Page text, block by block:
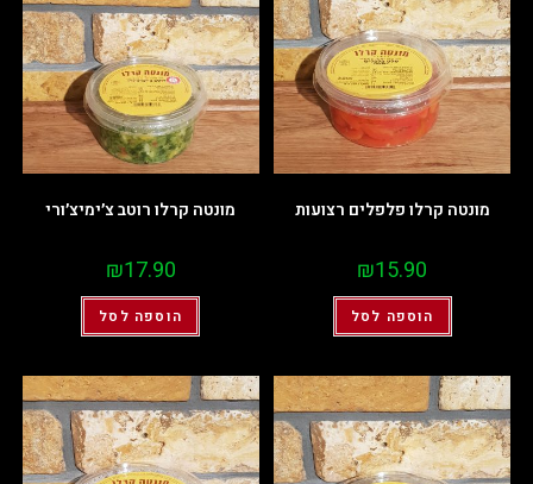
מונטה קרלו פלפלים רצועות
₪15.90
הוספה לסל
מונטה קרלו רוטב צ׳ימיצ׳ורי
₪17.90
הוספה לסל